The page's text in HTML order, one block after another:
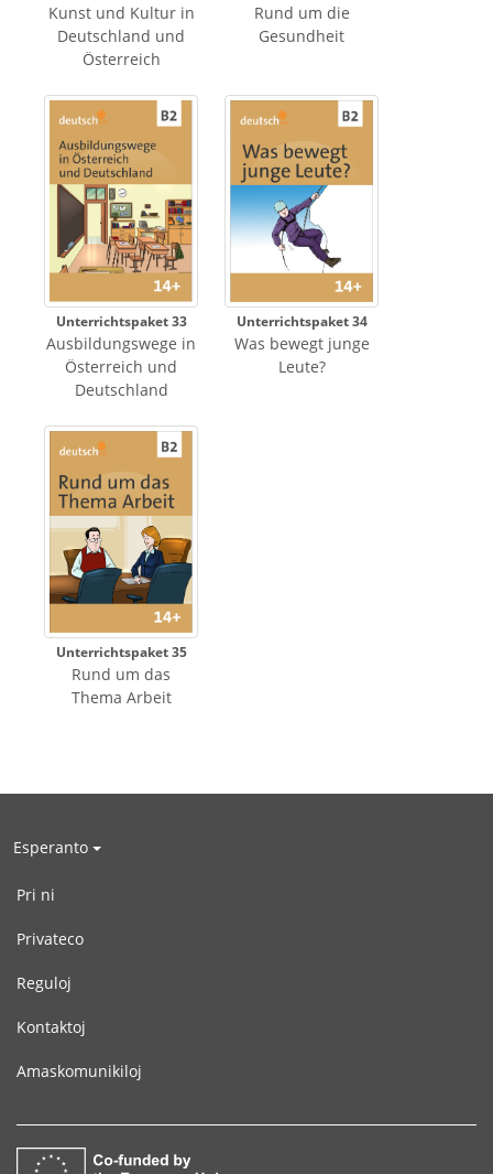
Kunst und Kultur in
Deutschland und
Österreich
Rund um die
Gesundheit
Unterrichtspaket 33
Ausbildungswege in
Österreich und
Deutschland
Unterrichtspaket 34
Was bewegt junge
Leute?
Unterrichtspaket 35
Rund um das
Thema Arbeit
Esperanto
Pri ni
Privateco
Reguloj
Kontaktoj
Amaskomunikiloj